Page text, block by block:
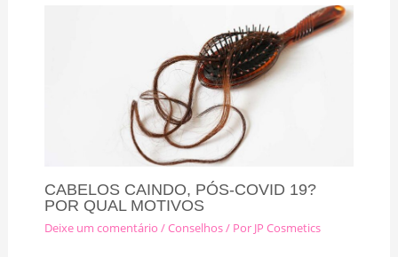
CABELOS CAINDO, PÓS-COVID 19?
POR QUAL MOTIVOS
Deixe um comentário /Conselhos/ Por JP Cosmetics